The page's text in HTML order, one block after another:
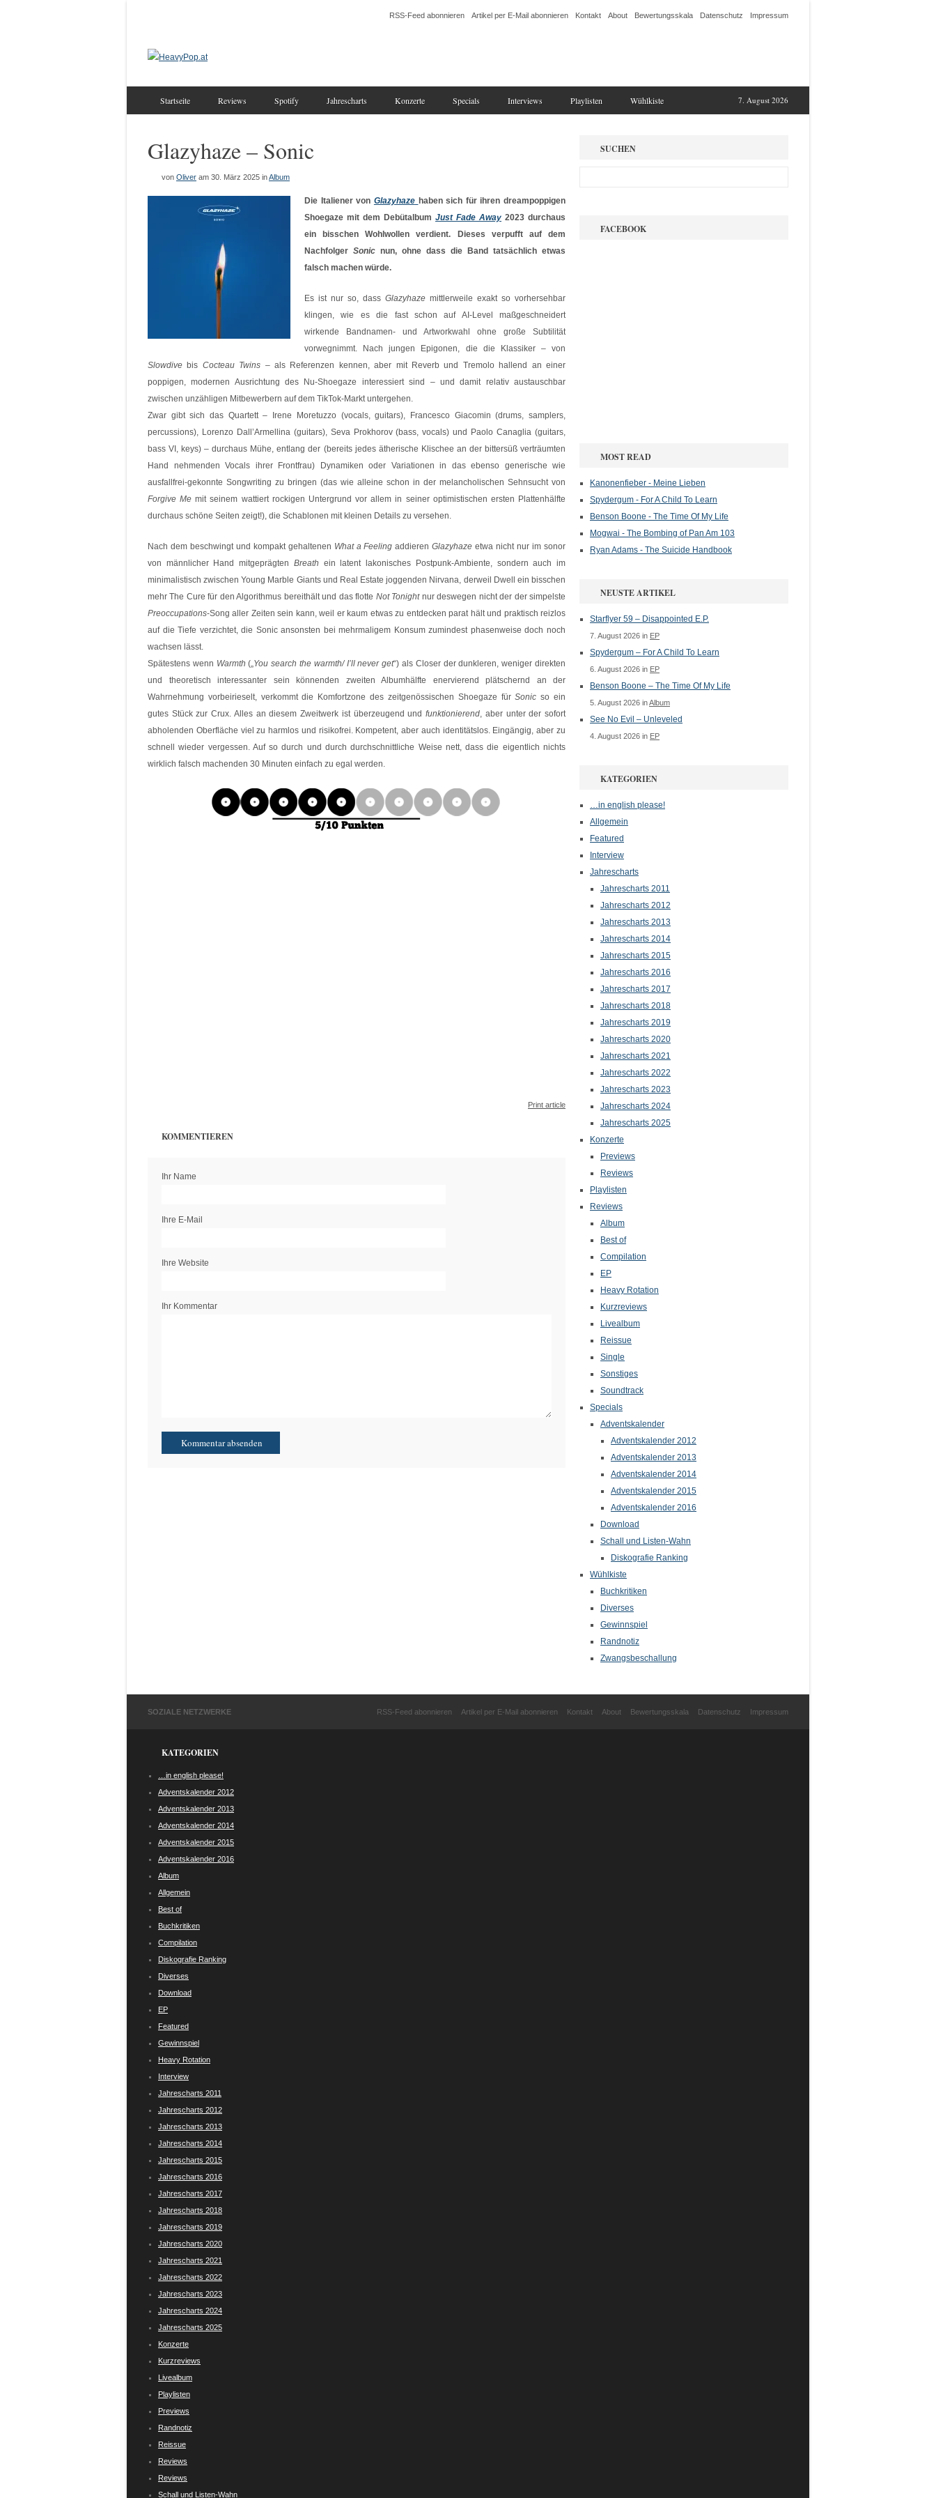
RSS-Feed abonnieren Artikel per E-Mail abonnieren Kontakt About Bewertungsskala Datenschutz Impressum
7. August 2026
Startseite Reviews Spotify Jahrescharts Konzerte Specials Interviews Playlisten Wühlkiste
Glazyhaze – Sonic
von Oliver am 30. März 2025 inAlbum
Die Italiener von Glazyhaze haben sich für ihren dreampoppigen
Shoegaze mit dem Debütalbum Just Fade Away 2023 durchaus
ein bisschen Wohlwollen verdient. Dieses verpufft auf dem
Nachfolger Sonic nun, ohne dass die Band tatsächlich etwas
falsch machen würde.
Es ist nur so, dass Glazyhaze mittlerweile exakt so vorhersehbar
klingen, wie es die fast schon auf AI-Level maßgeschneidert
wirkende Bandnamen- und Artworkwahl ohne große Subtilität
vorwegnimmt. Nach jungen Epigonen, die die Klassiker – von
Slowdive bis Cocteau Twins – als Referenzen kennen, aber mit Reverb und Tremolo hallend an einer
poppigen, modernen Ausrichtung des Nu-Shoegaze interessiert sind – und damit relativ austauschbar
zwischen unzähligen Mitbewerbern auf dem TikTok-Markt untergehen.
Zwar gibt sich das Quartett – Irene Moretuzzo (vocals, guitars), Francesco Giacomin (drums, samplers,
percussions), Lorenzo Dall’Armellina (guitars), Seva Prokhorov (bass, vocals) und Paolo Canaglia (guitars,
bass VI, keys) – durchaus Mühe, entlang der (bereits jedes ätherische Klischee an der bittersüß verträumten
Hand nehmenden Vocals ihrer Frontfrau) Dynamiken oder Variationen in das ebenso generische wie
ausfallfrei-gekonnte Songwriting zu bringen (das wie alleine schon in der melancholischen Sehnsucht von
Forgive Me mit seinem wattiert rockigen Untergrund vor allem in seiner optimistischen ersten Plattenhälfte
durchaus schöne Seiten zeigt!), die Schablonen mit kleinen Details zu versehen.
Nach dem beschwingt und kompakt gehaltenen What a Feeling addierenGlazyhaze etwa nicht nur im sonor
von männlicher Hand mitgeprägten Breath ein latent lakonisches Postpunk-Ambiente, sondern auch im
minimalistisch zwischen Young Marble Giants und Real Estate joggenden Nirvana, derweil Dwell ein bisschen
mehr The Cure für den Algorithmus bereithält und das flotte Not Tonightnur deswegen nicht der der simpelste
Preoccupations-Song aller Zeiten sein kann, weil er kaum etwas zu entdecken parat hält und praktisch reizlos
auf die Tiefe verzichtet, die Sonic ansonsten bei mehrmaligem Konsum zumindest phasenweise doch noch
wachsen lässt.
Spätestens wenn Warmth („You search the warmth/ I’ll never get“) als Closer der dunkleren, weniger direkten
und theoretisch interessanter sein könnenden zweiten Albumhälfte enervierend plätschernd an der
Wahrnehmung vorbeirieselt, verkommt die Komfortzone des zeitgenössischen Shoegaze fürSonic so ein
gutes Stück zur Crux. Alles an diesem Zweitwerk ist überzeugend undfunktionierend, aber unter der sofort
abholenden Oberfläche viel zu harmlos und risikofrei. Kompetent, aber auch identitätslos. Eingängig, aber zu
schnell wieder vergessen. Auf so durch und durch durchschnittliche Weise nett, dass die eigentlich nichts
wirklich falsch machenden 30 Minuten einfach zu egal werden.
Print article
KOMMENTIEREN
Ihr Name
Ihre E-Mail
Ihre Website
Ihr Kommentar
SUCHEN
FACEBOOK
MOST READ
Kanonenfieber - Meine Lieben
Spydergum - For A Child To Learn
Benson Boone - The Time Of My Life
Mogwai - The Bombing of Pan Am 103
Ryan Adams - The Suicide Handbook
NEUSTE ARTIKEL
Starflyer 59 – Disappointed E.P.
7. August 2026 in EP
Spydergum – For A Child To Learn
6. August 2026 in EP
Benson Boone – The Time Of My Life
5. August 2026 inAlbum
See No Evil – Unleveled
4. August 2026 in EP
KATEGORIEN
…in english please!
Allgemein
Featured
Interview
Jahrescharts
Jahrescharts 2011
Jahrescharts 2012
Jahrescharts 2013
Jahrescharts 2014
Jahrescharts 2015
Jahrescharts 2016
Jahrescharts 2017
Jahrescharts 2018
Jahrescharts 2019
Jahrescharts 2020
Jahrescharts 2021
Jahrescharts 2022
Jahrescharts 2023
Jahrescharts 2024
Jahrescharts 2025
Konzerte
Previews
Reviews
Playlisten
Reviews
Album
Best of
Compilation
EP
Heavy Rotation
Kurzreviews
Livealbum
Reissue
Single
Sonstiges
Soundtrack
Specials
Adventskalender
Adventskalender 2012
Adventskalender 2013
Adventskalender 2014
Adventskalender 2015
Adventskalender 2016
Download
Schall und Listen-Wahn
Diskografie Ranking
Wühlkiste
Buchkritiken
Diverses
Gewinnspiel
Randnotiz
Zwangsbeschallung
SOZIALE NETZWERKE RSS-Feed abonnieren Artikel per E-Mail abonnieren Kontakt About Bewertungsskala Datenschutz Impressum
KATEGORIEN
…in english please!
Adventskalender 2012
Adventskalender 2013
Adventskalender 2014
Adventskalender 2015
Adventskalender 2016
Album
Allgemein
Best of
Buchkritiken
Compilation
Diskografie Ranking
Diverses
Download
EP
Featured
Gewinnspiel
Heavy Rotation
Interview
Jahrescharts 2011
Jahrescharts 2012
Jahrescharts 2013
Jahrescharts 2014
Jahrescharts 2015
Jahrescharts 2016
Jahrescharts 2017
Jahrescharts 2018
Jahrescharts 2019
Jahrescharts 2020
Jahrescharts 2021
Jahrescharts 2022
Jahrescharts 2023
Jahrescharts 2024
Jahrescharts 2025
Konzerte
Kurzreviews
Livealbum
Playlisten
Previews
Randnotiz
Reissue
Reviews
Reviews
Schall und Listen-Wahn